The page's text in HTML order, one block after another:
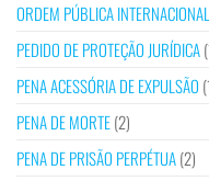
ORDEM PÚBLICA
PEDIDO DE PROTEÇÃO JURÍDICA
PENA ACESSÓRIA DE EXPULSÃO
PENA DE MORTE(2)
PENA DE PRISÃO PERPÉTUA(2)